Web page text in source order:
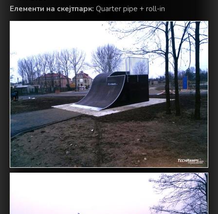
Елементи на скејтпарк: Quarter pipe + roll-in